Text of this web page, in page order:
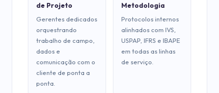
de Projeto
Gerentes dedicados
orquestrando
trabalho de campo,
dados e
comunicação com o
cliente de ponta a
ponta.
Metodologia
Protocolos internos
alinhados com IVS,
USPAP, IFRS e IBAPE
em todas as linhas
de serviço.